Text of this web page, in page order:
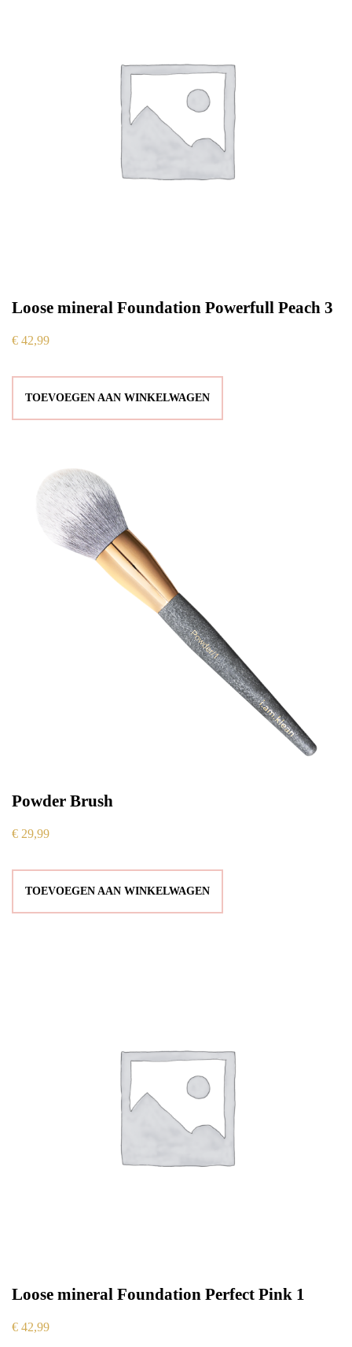
Loose mineral Foundation Powerfull Peach 3
€ 42,99
TOEVOEGEN AAN WINKELWAGEN
Powder Brush
€ 29,99
TOEVOEGEN AAN WINKELWAGEN
Loose mineral Foundation Perfect Pink 1
€ 42,99